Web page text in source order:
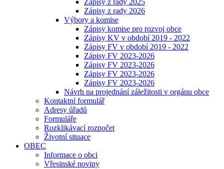
Zápisy z rady 2025
Zápisy z rady 2026
Výbory a komise
Zápisy komise pro rozvoj obce
Zápisy KV v období 2019 - 2022
Zápisy FV v období 2019 - 2022
Zápisy FV 2023-2026
Zápisy FV 2023-2026
Zápisy FV 2023-2026
Zápisy FV 2023-2026
Návrh na projednání záležitosti v orgánu obce
Kontaktní formulář
Adresy úřadů
Formuláře
Rozklikávací rozpočet
Životní situace
OBEC
Informace o obci
Vřesinské noviny